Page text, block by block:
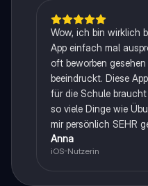
Wow, ich bin wirklich
App einfach mal
oft beworben
beeindruckt. Diese
für die Schule
so viele Dinge wie
mir persönlich SEHR
Anna
iOS-Nutzerin